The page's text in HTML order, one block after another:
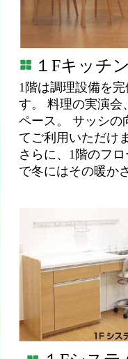
１Fキッチ
1階は調理設備を
す。 料理の実演会
ペース。 サッシの
てご利用いただけ
さらに、1階のフ
で冬にはその暖か